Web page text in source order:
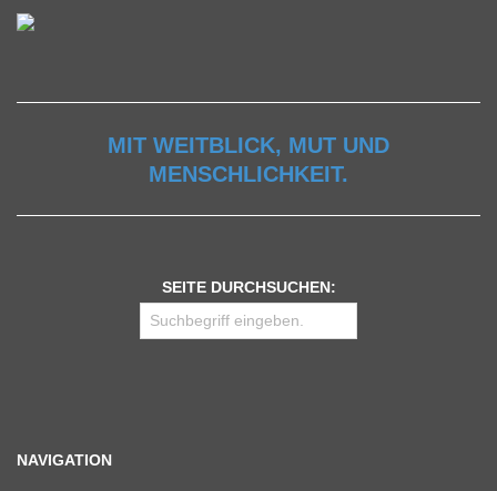
MIT WEITBLICK, MUT UND
MENSCHLICHKEIT.
SEITE DURCHSUCHEN:
NAVIGATION